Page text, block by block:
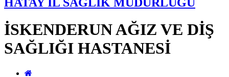
İSKENDERUN AĞIZ VE DİŞ
SAĞLIĞI HASTANESİ